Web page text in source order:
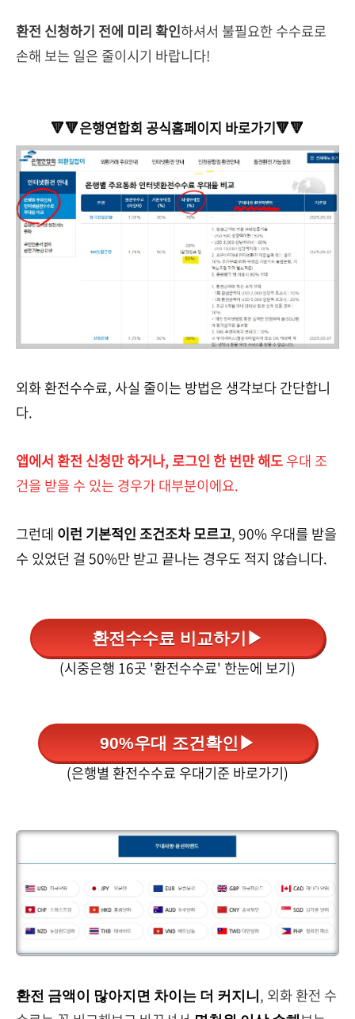
환전 신청하기 전에 미리 확인하셔서 불필요한 수수료로
손해 보는 일은 줄이시기 바랍니다!
🔻🔻은행연합회 공식홈페이지 바로가기🔻🔻
외화 환전수수료, 사실 줄이는 방법은 생각보다 간단합니
다.
앱에서 환전 신청만 하거나, 로그인 한 번만 해도우대 조
건을 받을 수 있는 경우가 대부분이에요.
그런데 이런 기본적인 조건조차 모르고, 90% 우대를 받을
수 있었던 걸 50%만 받고 끝나는 경우도 적지 않습니다.
환전수수료 비교하기▶
(시중은행 16곳 '환전수수료' 한눈에 보기)
90%우대 조건확인▶
(은행별 환전수수료 우대기준 바로가기)
환전 금액이 많아지면 차이는 더 커지니 , 외화 환전 수